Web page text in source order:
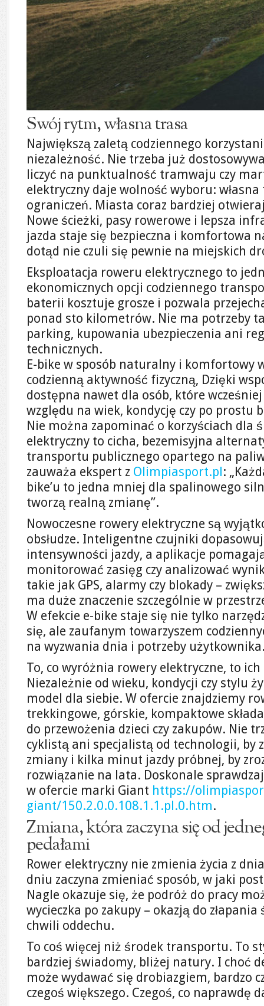
Swój rytm, własna trasa
Największą zaletą codziennego
niezależność. Nie trzeba już
liczyć na punktualność tramwaju czy
elektryczny daje wolność wyboru:
ograniczeń. Miasta coraz bardziej
Nowe ścieżki, pasy rowerowe i lepsza
jazda staje się bezpieczna i komfortowa
dotąd nie czuli się pewnie na miejskich
Eksploatacja roweru elektrycznego to
ekonomicznych opcji codziennego
baterii kosztuje grosze i pozwala
ponad sto kilometrów. Nie ma potrzeby
parking, kupowania ubezpieczenia ani
technicznych.
E-bike w sposób naturalny i komfortowy
codzienną aktywność fizyczną, Dzięki
dostępna nawet dla osób, które wcześniej
względu na wiek, kondycję czy po prostu
Nie można zapominać o korzyściach dla
elektryczny to cicha, bezemisyjna
transportu publicznego opartego na
zauważa ekspert z Olimpiasport.pl:
bike’u to jedna mniej dla spalinowego
tworzą realną zmianę”.
Nowoczesne rowery elektryczne są
obsłudze. Inteligentne czujniki
intensywności jazdy, a aplikacje
monitorować zasięg czy analizować
takie jak GPS, alarmy czy blokady –
ma duże znaczenie szczególnie w
W efekcie e-bike staje się nie tylko
się, ale zaufanym towarzyszem
na wyzwania dnia i potrzeby
To, co wyróżnia rowery elektryczne, to
Niezależnie od wieku, kondycji czy stylu
model dla siebie. W ofercie znajdziemy
trekkingowe, górskie, kompaktowe
do przewożenia dzieci czy zakupów. Nie
cyklistą ani specjalistą od technologii, by
zmiany i kilka minut jazdy próbnej, by
rozwiązanie na lata. Doskonale
w ofercie marki Giant https://
giant/150.2.0.0.108.1.1.pl.0.htm.
Zmiana, która zaczyna się od
pedałami
Rower elektryczny nie zmienia życia z
dniu zaczyna zmieniać sposób, w jaki
Nagle okazuje się, że podróż do pracy
wycieczka po zakupy – okazją do
chwili oddechu.
To coś więcej niż środek transportu. To
bardziej świadomy, bliżej natury. I choć
może wydawać się drobiazgiem, bardzo
czegoś większego. Czegoś, co naprawdę